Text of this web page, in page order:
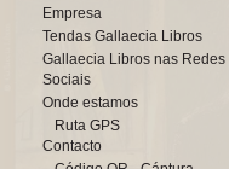
Empresa
Tendas Gallaecia Libros
Gallaecia Libros nas Redes
Sociais
Onde estamos
Ruta GPS
Contacto